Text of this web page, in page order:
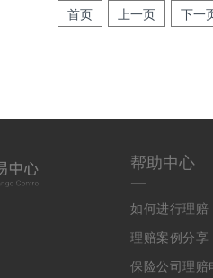
首页 上一页 下一
帮助中心
一
如何进行理赔
理赔案例分享
保险公司理赔